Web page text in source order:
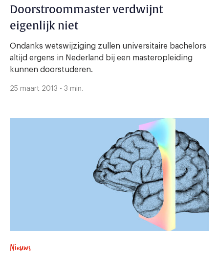
Doorstroommaster verdwijnt
eigenlijk niet
Ondanks wetswijziging zullen universitaire bachelors
altijd ergens in Nederland bij een masteropleiding
kunnen doorstuderen.
25 maart 2013 - 3 min.
Nieuws